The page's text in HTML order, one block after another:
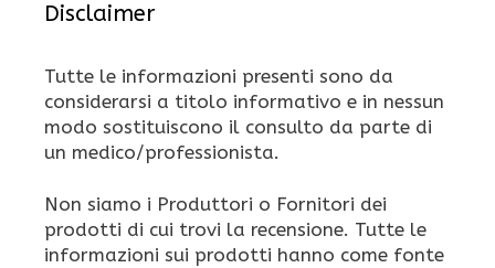
Disclaimer
Tutte le informazioni presenti sono da
considerarsi a titolo informativo e in nessun
modo sostituiscono il consulto da parte di
un medico/professionista.
Non siamo i Produttori o Fornitori dei
prodotti di cui trovi la recensione. Tutte le
informazioni sui prodotti hanno come fonte